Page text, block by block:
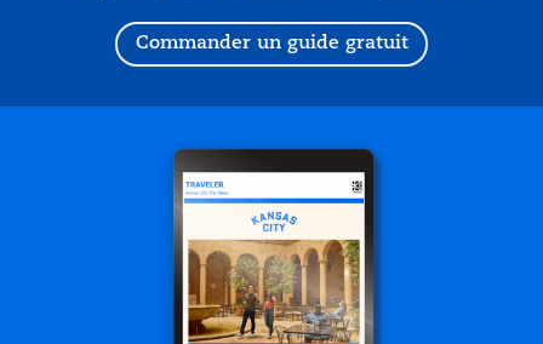
Commander un guide gratuit